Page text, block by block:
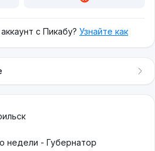
с Пикабу? Узнайте как
недели - Губернатор